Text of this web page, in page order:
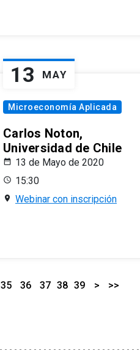
13 MAY
Microeconomía Aplicada
Carlos Noton,
Universidad de Chile
13 de Mayo de 2020
15:30
Webinar con inscripción
35 36 37 38 39 > >>